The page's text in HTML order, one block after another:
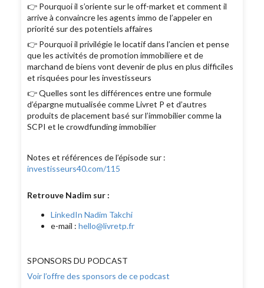
👉 Pourquoi il s’oriente sur le off-market et comment il
arrive à convaincre les agents immo de l’appeler en
priorité sur des potentiels affaires
👉 Pourquoi il privilégie le locatif dans l’ancien et pense
que les activités de promotion immobiliere et de
marchand de biens vont devenir de plus en plus difficiles
et risquées pour les investisseurs
👉 Quelles sont les différences entre une formule
d’épargne mutualisée comme Livret P et d’autres
produits de placement basé sur l’immobilier comme la
SCPI et le crowdfunding immobilier
Notes et références de l’épisode sur :
investisseurs40.com/115
Retrouve Nadim sur :
LinkedIn Nadim Takchi
e-mail :hello@livretp.fr
SPONSORS DU PODCAST
Voir l’offre des sponsors de ce podcast